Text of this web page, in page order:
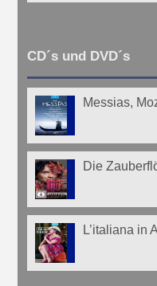
CD´s und DVD´s
Messias,
Die
L’italiana in